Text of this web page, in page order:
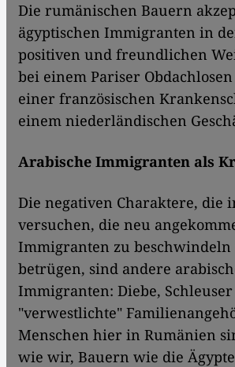
Die rumänischen Bauern
ägyptischen Immigranten in
positiven und freundlichen
bei einem Pariser
einer französischen
einem niederländischen
Arabische Immigranten als
Die negativen Charaktere, die
versuchen, die neu
Immigranten zu beschwindeln
betrügen, sind andere
Immigranten: Diebe,
"verwestlichte"
Menschen hier in Rumänien
wie wir, Bauern wie die